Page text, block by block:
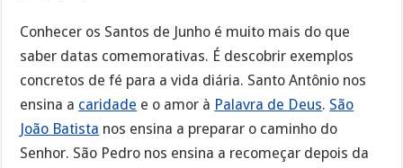
Conhecer os Santos de Junho é muito mais do que
saber datas comemorativas. É descobrir exemplos
concretos de fé para a vida diária. Santo Antônio nos
ensina a caridade e o amor à Palavra de Deus. São
João Batista nos ensina a preparar o caminho do
Senhor. São Pedro nos ensina a recomeçar depois da